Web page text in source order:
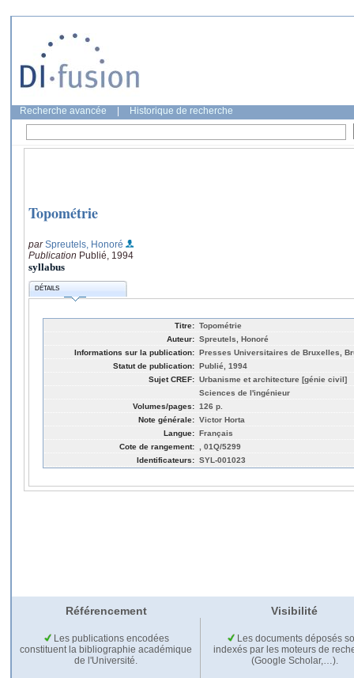
Recherche avancée Historique de recherche
Topométrie
parSpreutels, Honoré
Publication Publié, 1994
syllabus
DÉTAILS
Titre: Topométrie
Auteur: Spreutels, Honoré
Informations sur la publication: Presses Universitaires de Bruxelles,
Statut de publication: Publié, 1994
Sujet CREF: Urbanisme et architecture [génie civil]
Sciences de l'ingénieur
Volumes/pages: 126 p.
Note générale: Victor Horta
Langue: Français
Cote de rangement:
, 01Q/5299
Identificateurs: SYL-001023
Référencement Visibilité
Les publications encodées
constituent la bibliographie académique
de l'Université.
Les documents déposés
indexés par les moteurs de
(Google Scholar,…).